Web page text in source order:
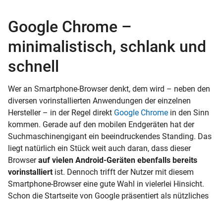
Google Chrome –
minimalistisch, schlank und
schnell
Wer an Smartphone-Browser denkt, dem wird – neben den
diversen vorinstallierten Anwendungen der einzelnen
Hersteller – in der Regel direkt Google Chrome in den Sinn
kommen. Gerade auf den mobilen Endgeräten hat der
Suchmaschinengigant ein beeindruckendes Standing. Das
liegt natürlich ein Stück weit auch daran, dass dieser
Browserauf vielen Android-Geräten ebenfalls bereits
vorinstalliert ist. Dennoch trifft der Nutzer mit diesem
Smartphone-Browser eine gute Wahl in vielerlei Hinsicht.
Schon die Startseite von Google präsentiert als nützliches